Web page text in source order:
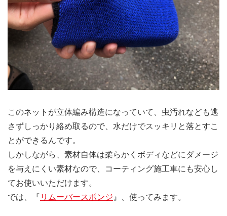
このネットが立体編み構造になっていて、虫汚れなども逃
さずしっかり絡め取るので、水だけでスッキリと落とすこ
とができるんです。
しかしながら、素材自体は柔らかくボディなどにダメージ
を与えにくい素材なので、コーティング施工車にも安心し
てお使いいただけます。
では、『 リムーバースポンジ 』、使ってみます。